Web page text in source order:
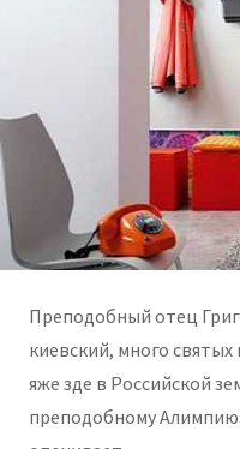
Преподобный отец
киевский, много
яже зде в Российской
преподобному